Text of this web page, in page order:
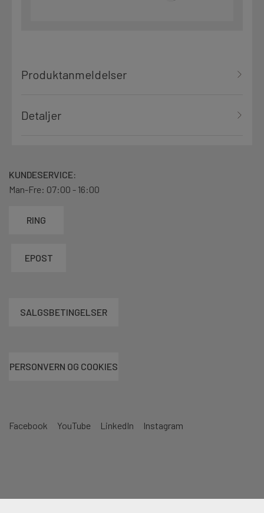
Produktanmeldelser
Detaljer
Facebook YouTube LinkedIn Instagram
KUNDESERVICE:
Man-Fre: 07:00 - 16:00
RING
EPOST
SALGSBETINGELSER
PERSONVERN OG COOKIES